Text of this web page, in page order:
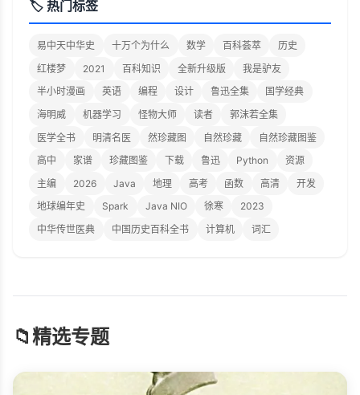
🏷️ 热门标签
易中天中华史 十万个为什么 数学 百科荟萃
历史
红楼梦
2021 百科知识 全新升级版
我是驴友
半小时漫画
英语 编程 设计 鲁迅全集
国学经典
海明威
机器学习 怪物大师 读者
郭沫若全集
医学全书
明清名医 然珍藏图 自然珍藏
自然珍藏图鉴
高中
家谱 珍藏图鉴 下载 鲁迅 Python
资源
主编
2026 Java 地理 高考 函数 高清
开发
地球编年史
Spark Java NIO 徐寒
2023
中华传世医典
中国历史百科全书 计算机 词汇
📁精选专题